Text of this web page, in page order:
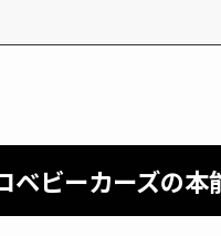
ベビーカーズの本